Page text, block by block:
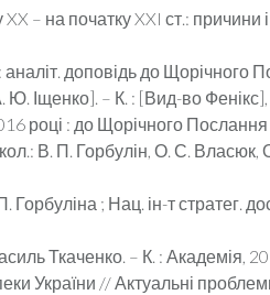
– на початку XXI ст.: причини
доповідь до Щорічного
Ю. Іщенко]. – К. : [Вид-во
році : до Щорічного
В. П. Горбулін, О. С.
; Нац. ін-т стратег.
Ткаченко. – К. : Академія,
України // Актуальні